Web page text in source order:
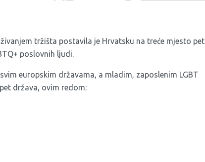
tržišta postavila je Hrvatsku na treće mjesto pet
poslovnih ljudi.
europskim državama, a mladim, zaposlenim LGBT
država, ovim redom: